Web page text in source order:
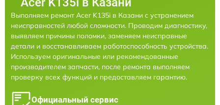
Выполняем ремонт Acer K135i в Казани с устранением
неисправностей любой сложности. Проводим диагностику,
выявляем причины поломки, заменяем неисправные
детали и восстанавливаем работоспособность устройства.
Используем оригинальные или рекомендованные
производителем запчасти, после ремонта выполняем
проверку всех функций и предоставляем гарантию.
Официальный сервис